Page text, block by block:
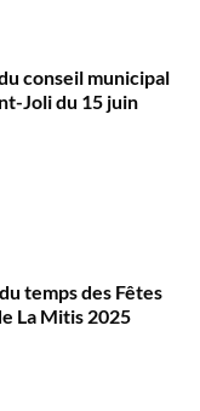
conseil municipal
Joli du 15 juin
temps des Fêtes
La Mitis 2025